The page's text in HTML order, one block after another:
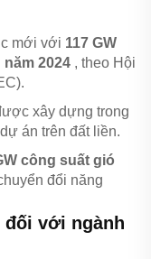
mới với 117 GW
2024 , theo Hội
xây dựng trong
án trên đất liền.
công suất gió
đổi năng
đối với ngành